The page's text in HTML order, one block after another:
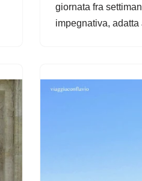
giornata fra
impegnativa,